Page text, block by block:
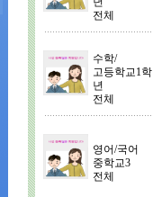
전체
수학/
고등학교1학
년
전체
영어/국어
중학교3
전체